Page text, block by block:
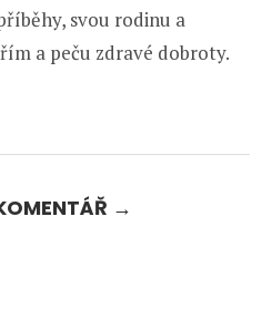
svou rodinu a
a peču zdravé dobroty.
→